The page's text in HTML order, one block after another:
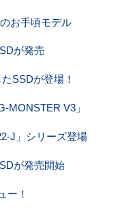
お手頃モデル
が発売
SSDが登場！
MONSTER V3」
J」シリーズ登場
が発売開始
ー！